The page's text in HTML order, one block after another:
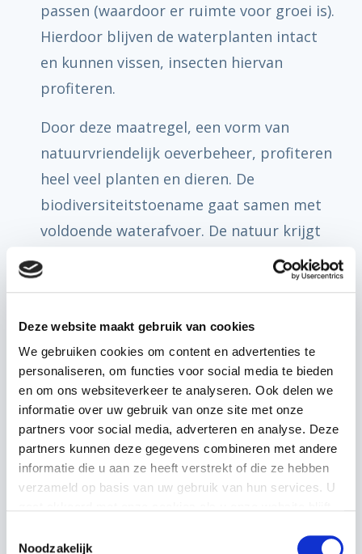
Deze website maakt gebruik van cookies
We gebruiken cookies om content en advertenties te
personaliseren, om functies voor social media te bieden
en om ons websiteverkeer te analyseren. Ook delen we
informatie over uw gebruik van onze site met onze
partners voor social media, adverteren en analyse. Deze
partners kunnen deze gegevens combineren met andere
informatie die u aan ze heeft verstrekt of die ze hebben
verzameld op basis van uw gebruik van hun services. U
Noodzakelijk
passen (waardoor er ruimte voor groei is).
Hierdoor blijven de waterplanten intact
en kunnen vissen, insecten hiervan
profiteren.
Door deze maatregel, een vorm van
natuurvriendelijk oeverbeheer, profiteren
heel veel planten en dieren. De
biodiversiteitstoename gaat samen met
voldoende waterafvoer. De natuur krijgt
(letterlijk) meer ruimte. De begroeide
oever beschermt de kanten tegen
voedingsstoffen van het land naar het
water. Dit is gunstig voor de
waterkwaliteit en het land. Deze
maatregel kan ook worden toegepast in
combinatie met de aanleg van een
Natuurvriendelijke oever.
Aan de slag
Op basis van eigen inzicht kunt u bepalen